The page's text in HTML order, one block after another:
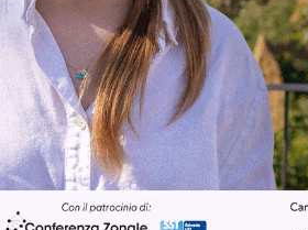
In vetrina 6 Agosto 2026
Gita di famiglia a Firenze: 5
divertire i tuoi figli